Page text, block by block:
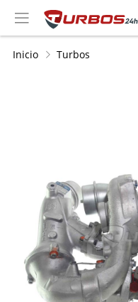
Inicio Turbos